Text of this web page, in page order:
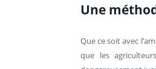
Une
Que ce soit avec
que les